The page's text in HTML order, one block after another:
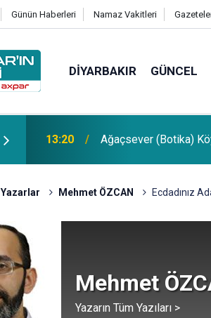
Günün Haberleri Namaz Vakitleri
DIYARBAKIR GÜNCEL
13:10 Çınarlı genç
Yazarlar Mehmet ÖZCAN Ecdadınız
Mehmet
Yazarın Tüm Yazıları >